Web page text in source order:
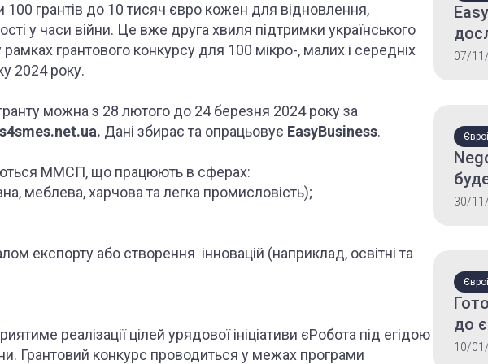
грантів до 10 тисяч євро кожен для відновлення,
у часи війни. Це вже друга хвиля підтримки українського
грантового конкурсу для 100 мікро-, малих і середніх
2024 року.
можна з 28 лютого до 24 березня 2024 року за
Дані збирає та опрацьовує EasyBusiness.
ММСП, що працюють в сферах:
меблева, харчова та легка промисловість);
експорту або створення інновацій (наприклад, освітні та
реалізації цілей урядової ініціативи єРобота під егідою
Грантовий конкурс проводиться у межах програми
07/
30/
до
10/